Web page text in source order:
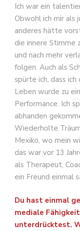
Ich war ein
Obwohl ich mir als
anderes hätte
die innere Stimme
und nach mehr
folgen. Auch als
spürte ich, dass
Leben wurde zu
Performance. Ich
abhanden
Wiederholte
Mexiko, wo mein
das war vor 13
als Therapeut,
ein Freund einmal
Du hast einmal
mediale
unterdrücktest.